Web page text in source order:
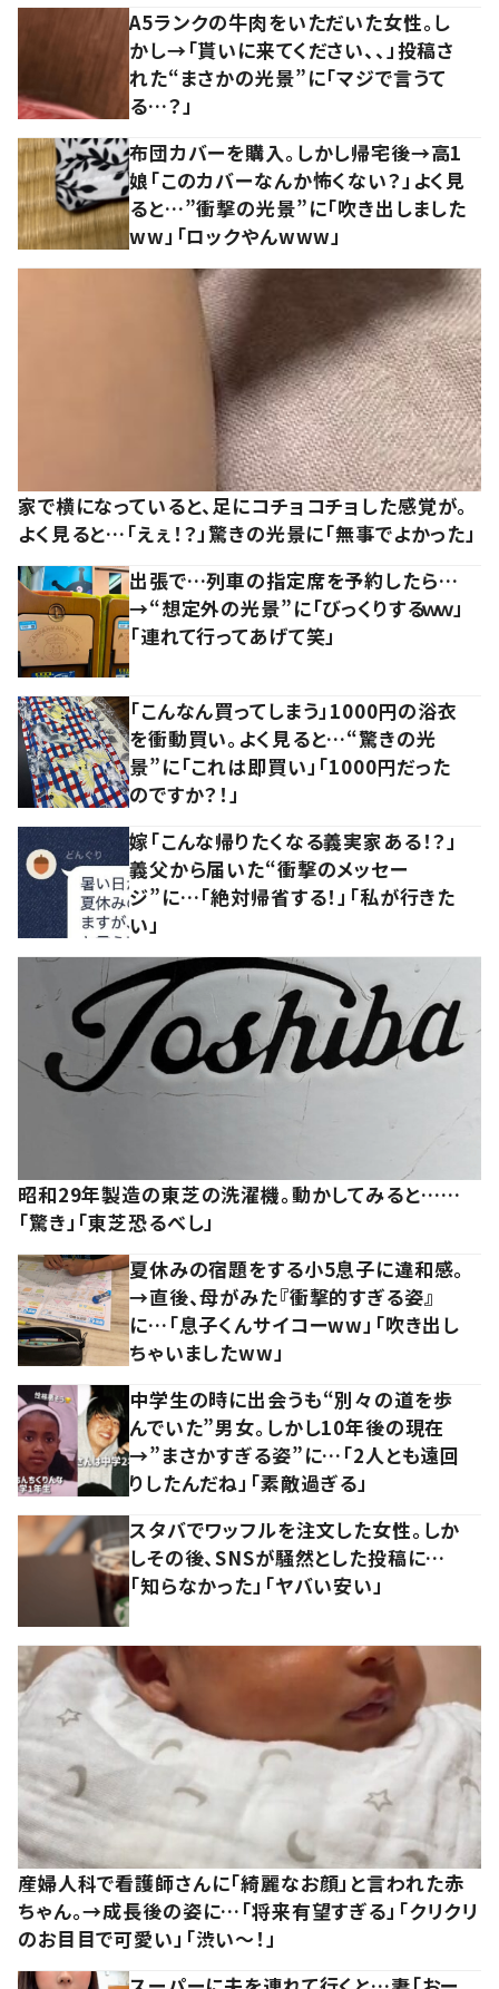
A5ランクの牛肉をいただいた女性。し
かし→「貰いに来てください、、」投稿さ
れた“まさかの光景”に「マジで言うて
る…？」
布団カバーを購入。しかし帰宅後→高1
娘「このカバーなんか怖くない？」よく見
ると…”衝撃の光景”に「吹き出しました
ww」「ロックやんwww」
家で横になっていると、足にコチョコチョした感覚が。
よく見ると…「えぇ！？」驚きの光景に「無事でよかった」
出張で…列車の指定席を予約したら…
→“想定外の光景”に「びっくりするｗｗ」
「連れて行ってあげて笑」
「こんなん買ってしまう」1000円の浴衣
を衝動買い。よく見ると…“驚きの光
景”に「これは即買い」「1000円だった
のですか？！」
嫁「こんな帰りたくなる義実家ある！？」
義父から届いた“衝撃のメッセー
ジ”に…「絶対帰省する！」「私が行きた
い」
昭和29年製造の東芝の洗濯機。動かしてみると……
「驚き」「東芝恐るべし」
夏休みの宿題をする小5息子に違和感。
→直後、母がみた『衝撃的すぎる姿』
に…「息子くんサイコーww」「吹き出し
ちゃいましたww」
中学生の時に出会うも“別々の道を歩
んでいた”男女。しかし10年後の現在
→”まさかすぎる姿”に…「2人とも遠回
りしたんだね」「素敵過ぎる」
スタバでワッフルを注文した女性。しか
しその後、SNSが騒然とした投稿に…
「知らなかった」「ヤバい安い」
産婦人科で看護師さんに「綺麗なお顔」と言われた赤
ちゃん。→成長後の姿に…「将来有望すぎる」「クリクリ
のお目目で可愛い」「渋い～！」